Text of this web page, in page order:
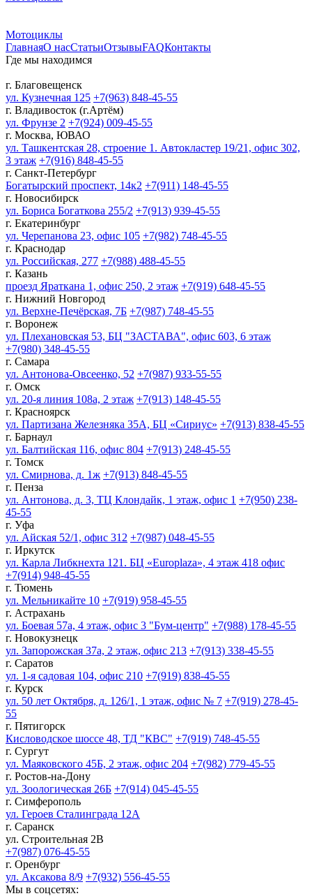
Мотоциклы
ГлавнаяО насСтатьиОтзывыFAQКонтакты
Где мы находимся
г. Благовещенск
ул. Кузнечная 125 +7(963) 848-45-55
г. Владивосток (г.Артём)
ул. Фрунзе 2 +7(924) 009-45-55
г. Москва, ЮВАО
ул. Ташкентская 28, строение 1. Автокластер 19/21, офис 302,
3 этаж +7(916) 848-45-55
г. Санкт-Петербург
Богатырский проспект, 14к2 +7(911) 148-45-55
г. Новосибирск
ул. Бориса Богаткова 255/2 +7(913) 939-45-55
г. Екатеринбург
ул. Черепанова 23, офис 105 +7(982) 748-45-55
г. Краснодар
ул. Российская, 277 +7(988) 488-45-55
г. Казань
проезд Яраткана 1, офис 250, 2 этаж +7(919) 648-45-55
г. Нижний Новгород
ул. Верхне-Печёрская, 7Б +7(987) 748-45-55
г. Воронеж
ул. Плехановская 53, БЦ "ЗАСТАВА", офис 603, 6 этаж
+7(980) 348-45-55
г. Самара
ул. Антонова-Овсеенко, 52 +7(987) 933-55-55
г. Омск
ул. 20-я линия 108а, 2 этаж +7(913) 148-45-55
г. Красноярск
ул. Партизана Железняка 35А, БЦ «Сириус» +7(913) 838-45-55
г. Барнаул
ул. Балтийская 116, офис 804 +7(913) 248-45-55
г. Томск
ул. Смирнова, д. 1ж +7(913) 848-45-55
г. Пенза
ул. Антонова, д. 3, ТЦ Клондайк, 1 этаж, офис 1 +7(950) 238-
45-55
г. Уфа
ул. Айская 52/1, офис 312 +7(987) 048-45-55
г. Иркутск
ул. Карла Либкнехта 121. БЦ «Europlaza», 4 этаж 418 офис
+7(914) 948-45-55
г. Тюмень
ул. Мельникайте 10 +7(919) 958-45-55
г. Астрахань
ул. Боевая 57а, 4 этаж, офис 3 "Бум-центр" +7(988) 178-45-55
г. Новокузнецк
ул. Запорожская 37а, 2 этаж, офис 213 +7(913) 338-45-55
г. Саратов
ул. 1-я садовая 104, офис 210 +7(919) 838-45-55
г. Курск
ул. 50 лет Октября, д. 126/1, 1 этаж, офис № 7 +7(919) 278-45-
55
г. Пятигорск
Кисловодское шоссе 48, ТД "КВС" +7(919) 748-45-55
г. Сургут
ул. Маяковского 45Б, 2 этаж, офис 204 +7(982) 779-45-55
г. Ростов-на-Дону
ул. Зоологическая 26Б +7(914) 045-45-55
г. Симферополь
ул. Героев Сталинграда 12А
г. Саранск
ул. Строительная 2В
+7(987) 076-45-55
г. Оренбург
ул. Аксакова 8/9 +7(932) 556-45-55
Мы в соцсетях: